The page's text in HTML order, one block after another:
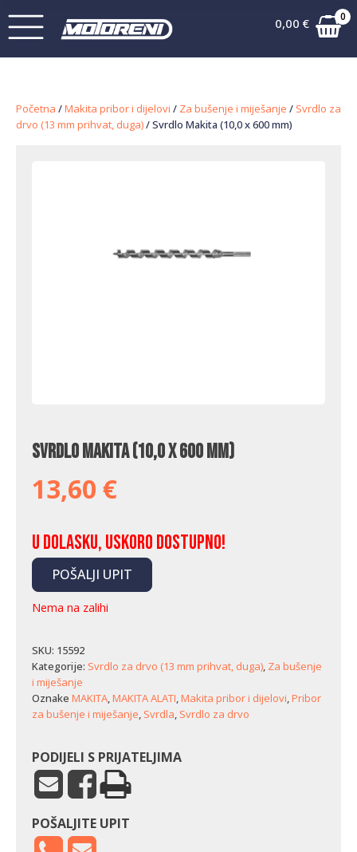
0,00 € 0
Početna /Makita pribor i dijelovi / Za bušenje i miješanje / Svrdlo za
drvo (13 mm prihvat, duga)/ Svrdlo Makita (10,0 x 600 mm)
Svrdlo Makita (10,0 x 600 mm)
13,60 €
U dolasku, uskoro dostupno!
POŠALJI UPIT
Nema na zalihi
SKU: 15592
Kategorije: Svrdlo za drvo (13 mm prihvat, duga), Za bušenje
i miješanje
Oznake MAKITA,MAKITA ALATI,Makita pribor i dijelovi,Pribor
za bušenje i miješanje, Svrdla, Svrdlo za drvo
PODIJELI S PRIJATELJIMA
POŠALJITE UPIT